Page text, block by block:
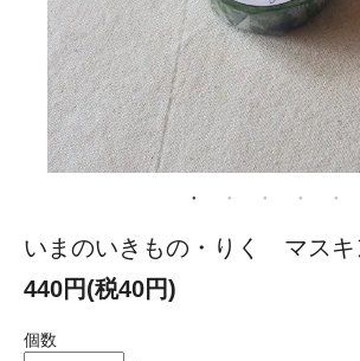
いまのいきもの・りく マスキ
440円(税40円)
個数